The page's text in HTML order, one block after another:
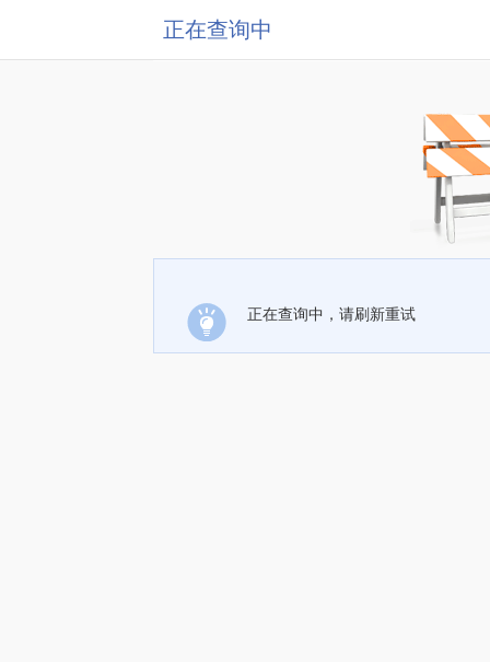
正在查询中
正在查询中，请刷新重试